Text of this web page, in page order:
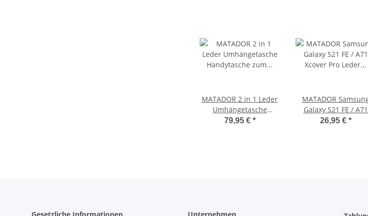
MATADOR 2 in 1 Leder
Umhängetasche
Handytasche zum
79,95 € *
MATADOR
Galaxy S21 FE / A71
Xcover Pro Leder
26,95 € *